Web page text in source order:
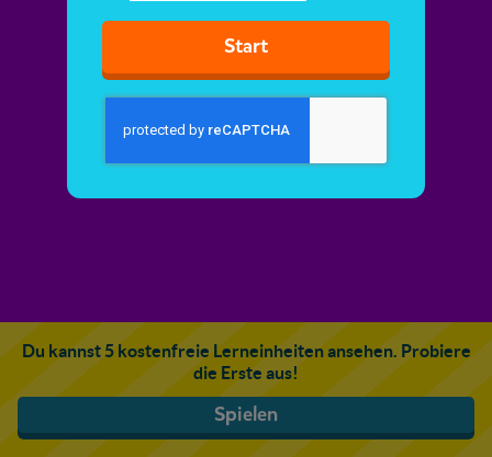
Du kannst 5 kostenfreie Lerneinheiten ansehen. Probiere
die Erste aus!
Spielen
Start